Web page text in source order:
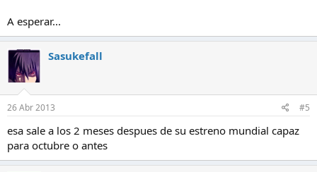
A esperar...
Sasukefall
26 Abr 2013 #5
esa sale a los 2 meses despues de su estreno mundial capaz
para octubre o antes